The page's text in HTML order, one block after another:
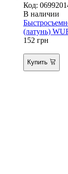
Код:
В наличии
(латунь)
152 грн
Купить